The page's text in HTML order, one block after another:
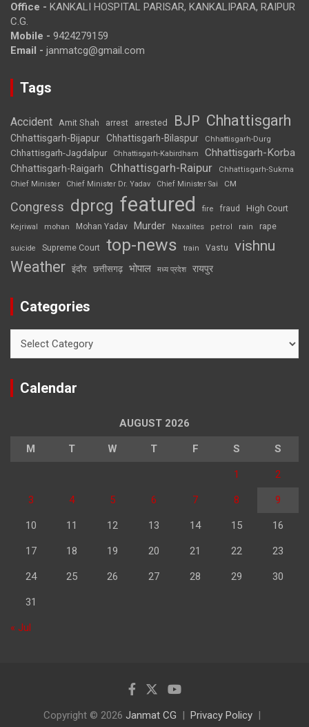
Office - KANKALI HOSPITAL PARISAR, KANKALIPARA, RAIPUR
C.G.
Mobile - 9424279159
Email - janmatcg@gmail.com
Tags
Accident Amit Shah arrest arrested BJP Chhattisgarh
Chhattisgarh-Bijapur Chhattisgarh-Bilaspur Chhattisgarh-Durg
Chhattisgarh-Jagdalpur Chhattisgarh-Kabirdham Chhattisgarh-Korba
Chhattisgarh-Raigarh Chhattisgarh-Raipur
Chhattisgarh-Sukma
Chief Minister
Chief Minister Dr. Yadav Chief Minister Sai CM
Congress dprcg featured fire fraud High Court
Kejriwal mohan Mohan Yadav Murder Naxalites petrol rain rape
suicide Supreme Court top-news train Vastu vishnu
Weather इंदौर छत्तीसगढ़ भोपाल मध्य प्रदेश रायपुर
Categories
Calendar
AUGUST 2026
M T W T F S S
1 2
3 4 5 6 7 8 9
10 11 12 13 14 15 16
17 18 19 20 21 22 23
24 25 26 27 28 29 30
31
« Jul
Copyright © 2026 Janmat CG Privacy Policy